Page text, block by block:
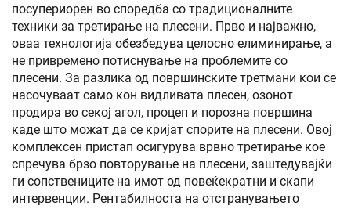
посупериорен во споредба со традиционалните
техники за третирање на плесени. Прво и најважно,
оваа технологија обезбедува целосно елиминирање, а
не привремено потиснување на проблемите со
плесени. За разлика од површинските третмани кои се
насочуваат само кон видливата плесен, озонот
продира во секој агол, процеп и порозна површина
каде што можат да се кријат спорите на плесени. Овој
комплексен пристап осигурува врвно третирање кое
спречува брзо повторување на плесени, заштедувајќи
ги сопствениците на имот од повеќекратни и скапи
интервенции. Рентабилноста на отстранувањето